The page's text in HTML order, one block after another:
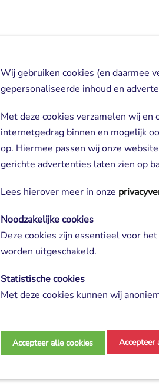
Wij gebruiken cookies (en daarmee
gepersonaliseerde inhoud en
Met deze cookies verzamelen wij
internetgedrag binnen en mogelijk
op. Hiermee passen wij onze
gerichte advertenties laten zien op
Lees hierover meer in onze
Noodzakelijke cookies
Deze cookies zijn essentieel voor
worden uitgeschakeld.
Statistische cookies
Met deze cookies kunnen wij
Marketing cookies
Deze cookies worden gebruikt voor
Accepteer alle cookies Accepteer
Zorg of
045 -